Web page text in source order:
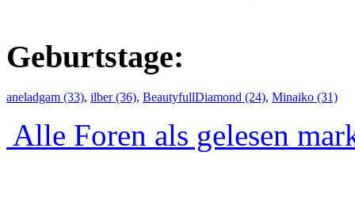
Geburtstage:
aneladgam (33), ilber (36), BeautyfullDiamond (24), Minaiko (31)
Alle Foren als gelesen